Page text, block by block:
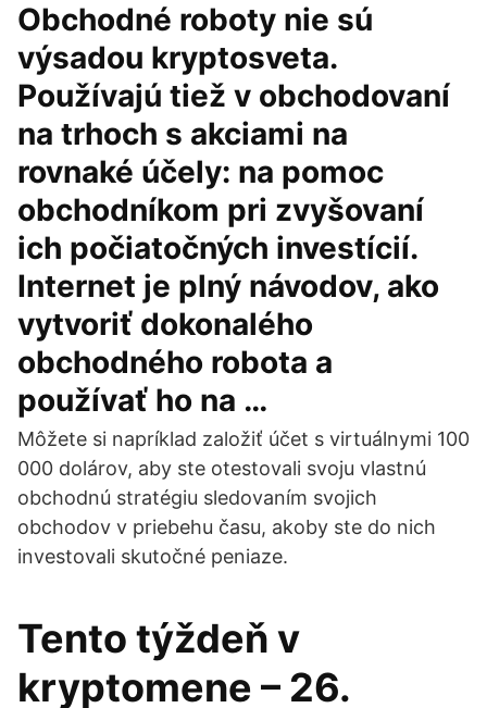
Obchodné roboty nie sú
výsadou kryptosveta.
Používajú tiež v obchodovaní
na trhoch s akciami na
rovnaké účely: na pomoc
obchodníkom pri zvyšovaní
ich počiatočných investícií.
Internet je plný návodov, ako
vytvoriť dokonalého
obchodného robota a
používať ho na …
Môžete si napríklad založiť účet s virtuálnymi 100
000 dolárov, aby ste otestovali svoju vlastnú
obchodnú stratégiu sledovaním svojich
obchodov v priebehu času, akoby ste do nich
investovali skutočné peniaze.
Tento týždeň v
kryptomene – 26.